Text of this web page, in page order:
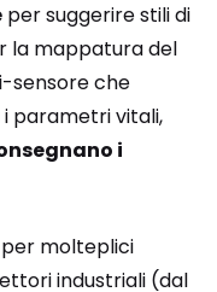
per suggerire stili di
la mappatura del
sensore che
parametri vitali,
i
molteplici
industriali (dal